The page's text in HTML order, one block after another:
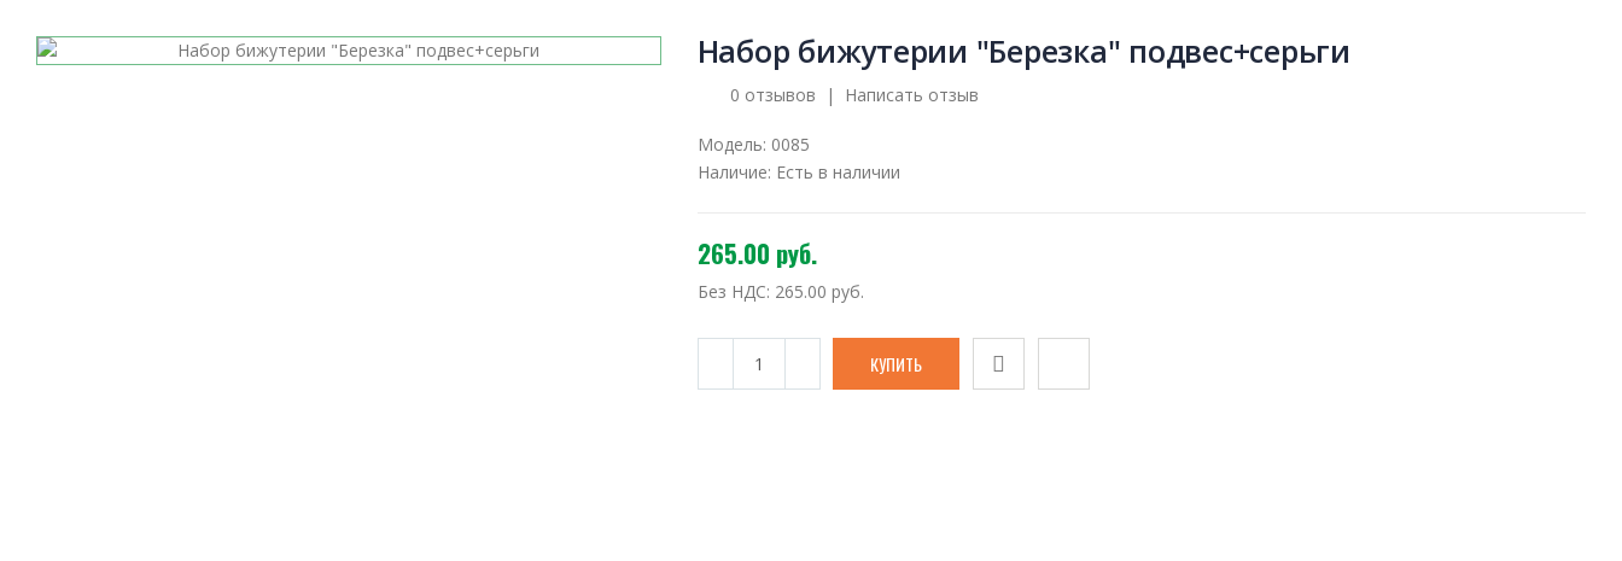
Набор бижутерии "Березка" подвес+серьги
0 отзывов | Написать отзыв
Модель: 0085
Наличие: Есть в наличии
265.00 руб.
Без НДС: 265.00 руб.